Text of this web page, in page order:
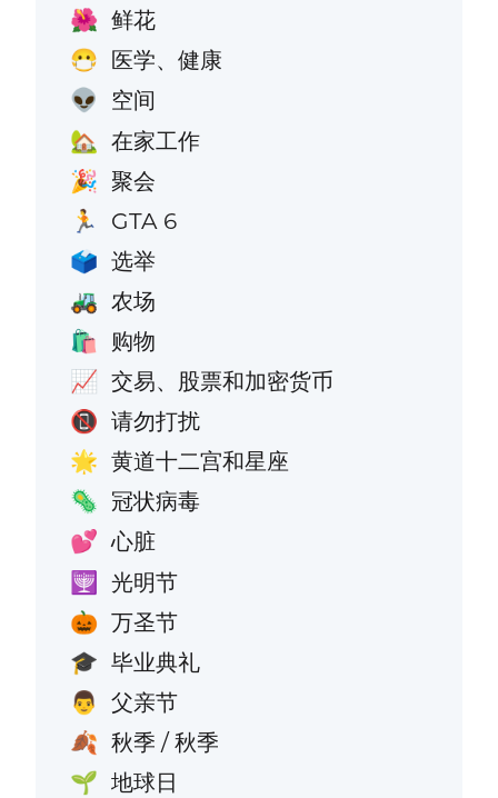
🌺 鲜花
😷 医学、健康
👽 空间
🏡 在家工作
🎉 聚会
🏃 GTA 6
🗳️ 选举
🚜 农场
🛍️ 购物
📈 交易、股票和加密货币
📵 请勿打扰
🌟 黄道十二宫和星座
🦠 冠状病毒
💕 心脏
🕎 光明节
🎃 万圣节
🎓 毕业典礼
👨 父亲节
🍂 秋季 / 秋季
🌱 地球日